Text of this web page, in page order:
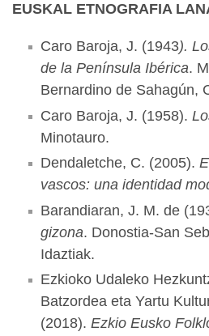
EUSKAL ETNOGRAFIA
Caro Baroja, J. (1943).
de la Península Ibérica.
Bernardino de Sahagún,
Caro Baroja, J. (1958).
Minotauro.
Dendaletche, C. (2005).
vascos: una identidad
Barandiaran, J. M. de
gizona. Donostia-San
Idaztiak.
Ezkioko Udaleko
Batzordea eta Yartu
(2018). Ezkio Eusko